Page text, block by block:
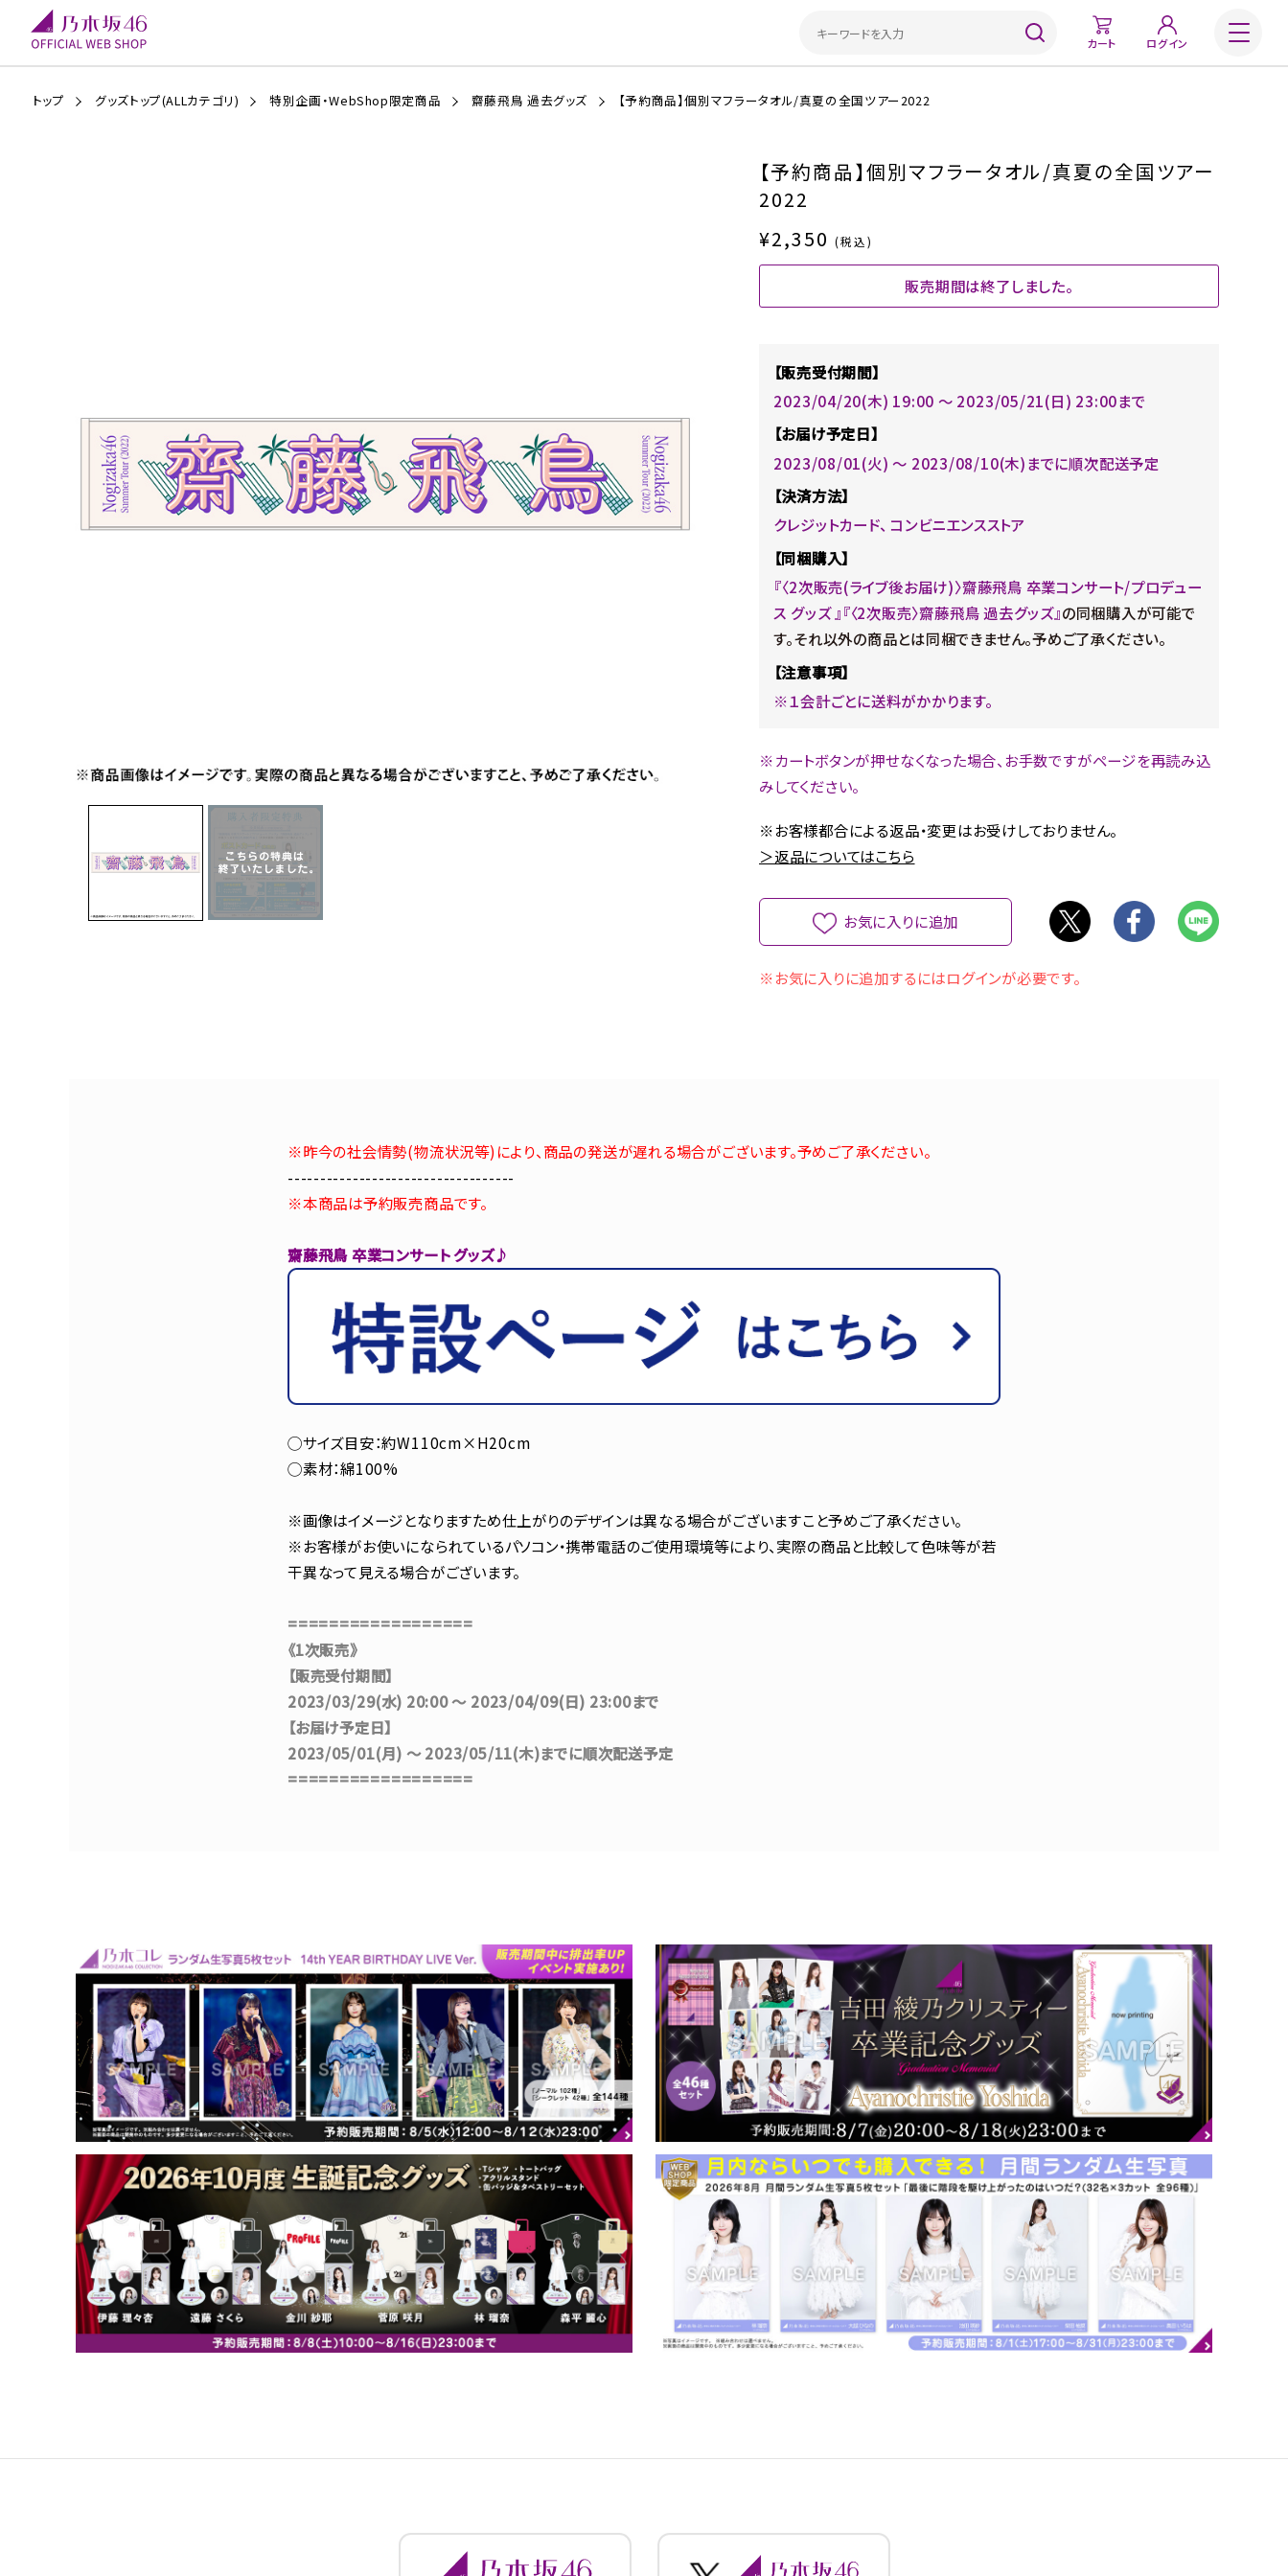
カート ログイン
トップ グッズトップ(ALLカテゴリ) 特別企画・WebShop限定商品 齋藤飛鳥 過去グッズ 【予約商品】個別マフラータオル/真夏の全国ツアー2022
【予約商品】個別マフラータオル/真夏の全国ツアー
2022
¥2,350 (税込)
販売期間は終了しました。
【販売受付期間】
2023/04/20(木) 19:00 〜 2023/05/21(日) 23:00まで
【お届け予定日】
2023/08/01(火) ～ 2023/08/10(木)までに順次配送予定
【決済方法】
クレジットカード、 コンビニエンスストア
【同梱購入】
『〈2次販売(ライブ後お届け)〉齋藤飛鳥 卒業コンサート/プロデュー
ス グッズ 』『〈2次販売〉齋藤飛鳥 過去グッズ』の同梱購入が可能で
す。それ以外の商品とは同梱できません。予めご了承ください。
【注意事項】
※１会計ごとに送料がかかります。
※カートボタンが押せなくなった場合、お手数ですがページを再読み込
みしてください。
※お客様都合による返品・変更はお受けしておりません。
＞返品についてはこちら
お気に入りに追加
※お気に入りに追加するにはログインが必要です。
※昨今の社会情勢(物流状況等)により、商品の発送が遅れる場合がございます。予めご了承ください。
-----------------------------------
※本商品は予約販売商品です。
齋藤飛鳥 卒業コンサート グッズ♪
◯サイズ目安：約W110cm×H20cm
◯素材：綿100%
※画像はイメージとなりますため仕上がりのデザインは異なる場合がございますこと予めご了承ください。
※お客様がお使いになられているパソコン・携帯電話のご使用環境等により、実際の商品と比較して色味等が若
干異なって見える場合がございます。
==================
《1次販売》
【販売受付期間】
2023/03/29(水) 20:00 ～ 2023/04/09(日) 23:00まで
【お届け予定日】
2023/05/01(月) ～ 2023/05/11(木)までに順次配送予定
==================